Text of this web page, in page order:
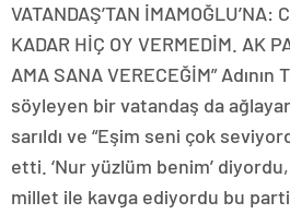
VATANDAŞ’TAN İMAMOĞLU’NA:
KADAR HİÇ OY VERMEDİM. AK
AMA SANA VERECEĞİM”
söyleyen bir vatandaş da
sarıldı ve “Eşim seni çok
etti. ‘Nur yüzlüm benim’
millet ile kavga ediyordu bu